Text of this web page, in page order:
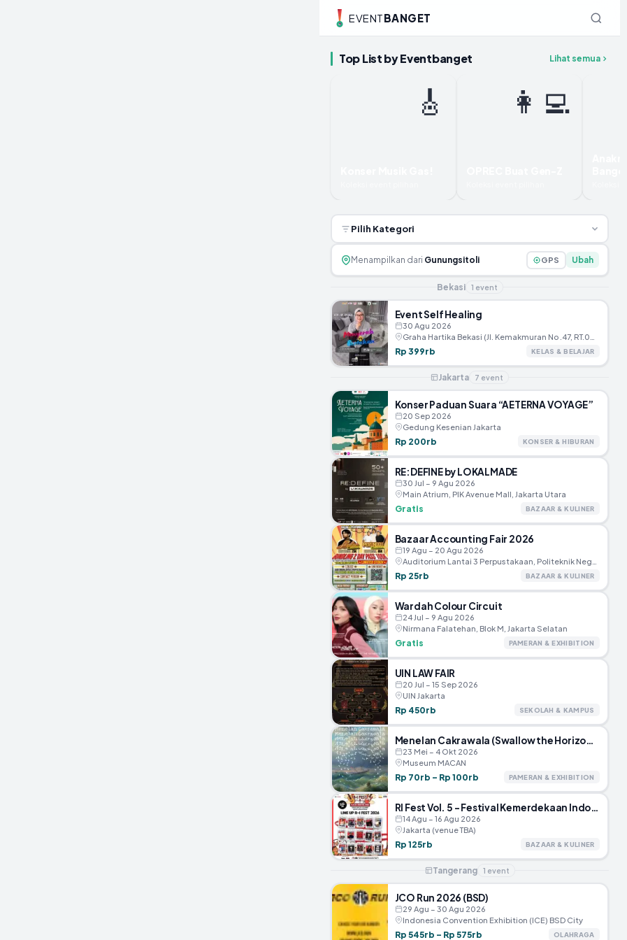
EVENTBANGET
Top List by Eventbanget Lihat semua
🎸 👩‍💻
Pilih Kategori
Menampilkan dari Gunungsitoli GPS Ubah
Bekasi 1 event
Event Self Healing
30 Agu 2026
Rp 399rb KELAS & BELAJAR
Jakarta 7 event
Konser Paduan Suara “AETERNA VOYAGE”
20 Sep 2026
Gedung Kesenian Jakarta
Rp 200rb KONSER & HIBURAN
RE:DEFINE by LOKALMADE
30 Jul – 9 Agu 2026
Main Atrium, PIK Avenue Mall, Jakarta Utara
Gratis BAZAAR & KULINER
Bazaar Accounting Fair 2026
19 Agu – 20 Agu 2026
Rp 25rb BAZAAR & KULINER
Wardah Colour Circuit
24 Jul – 9 Agu 2026
Nirmana Falatehan, Blok M, Jakarta Selatan
Gratis PAMERAN & EXHIBITION
UIN LAW FAIR
20 Jul – 15 Sep 2026
UIN Jakarta
Rp 450rb SEKOLAH & KAMPUS
Menelan Cakrawala (Swallow the Horizon) – Museum MACAN
23 Mei – 4 Okt 2026
Museum MACAN
Rp 70rb – Rp 100rb PAMERAN & EXHIBITION
RI Fest Vol. 5 – Festival Kemerdekaan Indonesia
14 Agu – 16 Agu 2026
Jakarta (venue TBA)
Rp 125rb BAZAAR & KULINER
Tangerang 1 event
JCO Run 2026 (BSD)
29 Agu – 30 Agu 2026
Indonesia Convention Exhibition (ICE) BSD City
Rp 545rb – Rp 575rb OLAHRAGA